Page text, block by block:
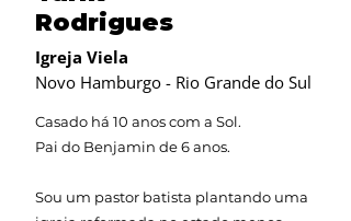
Rodrigues
Igreja Viela
Novo Hamburgo - Rio Grande do Sul
Casado há 10 anos com a Sol.
Pai do Benjamin de 6 anos.
Sou um pastor batista plantando uma